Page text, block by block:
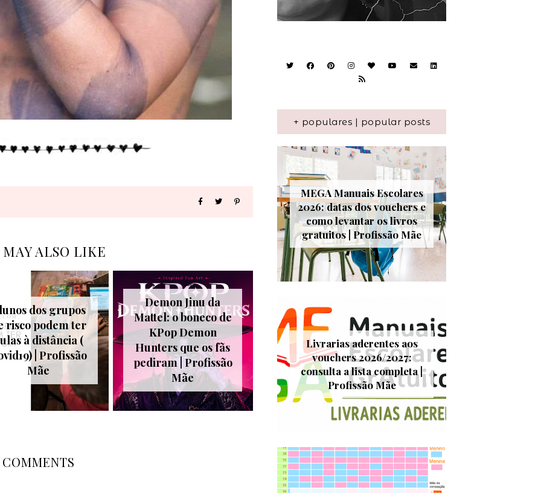
MAY ALSO LIKE
dos grupos
risco podem ter
à distância (
| Profissão
Mãe
Demon Jinu da
Mattel: o boneco de
KPop Demon
Hunters que os fãs
pediram | Profissão
Mãe
COMMENTS
+ populares | popular posts
MEGA Manuais Escolares
2026: datas dos vouchers e
como levantar os livros
gratuitos | Profissão Mãe
Livrarias aderentes aos
vouchers 2026/2027:
consulta a lista completa |
Profissão Mãe